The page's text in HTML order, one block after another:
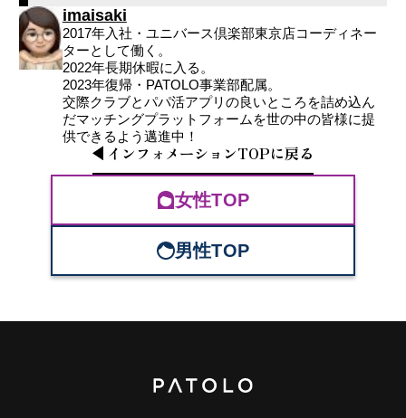
imaisaki
2017年入社・ユニバース倶楽部東京店コーディネー
ターとして働く。
2022年長期休暇に入る。
2023年復帰・PATOLO事業部配属。
交際クラブとパパ活アプリの良いところを詰め込ん
だマッチングプラットフォームを世の中の皆様に提
供できるよう邁進中！
インフォメーションTOPに戻る
女性TOP
男性TOP